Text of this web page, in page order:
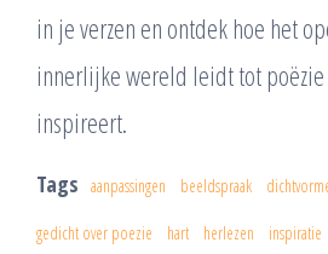
in je verzen en ontdek hoe het
innerlijke wereld leidt tot
inspireert.
Tags aanpassingen beeldspraak
gedicht over poezie hart herlezen inspiratie